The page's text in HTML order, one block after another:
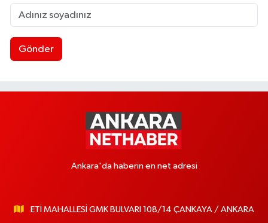
Gönder
Ankara'da haberin en net adresi
ETİ MAHALLESİ GMK BULVARI 108/14 ÇANKAYA / ANKARA